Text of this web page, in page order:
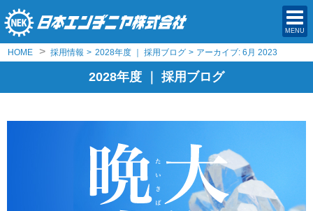
MENU
HOME > 採用情報 > 2028年度 ｜ 採用ブログ > アーカイブ: 6月 2023
2028年度 ｜ 採用ブログ